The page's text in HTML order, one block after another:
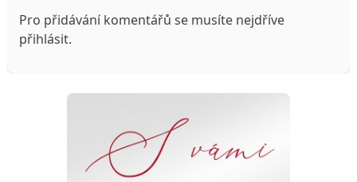
Pro přidávání komentářů se musíte nejdříve
přihlásit.